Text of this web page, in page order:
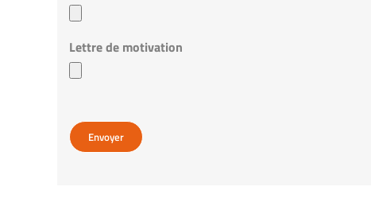
Lettre de motivation
Envoyer